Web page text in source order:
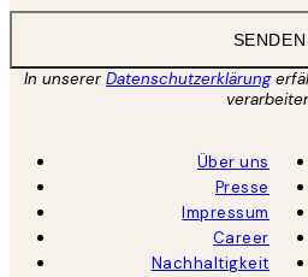
SENDEN
In unsererDatenschutzerklärung
Über uns
Presse
Impressum
Career
Nachhaltigkeit